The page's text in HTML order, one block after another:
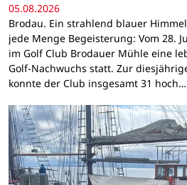
05.08.2026
Brodau. Ein strahlend blauer
jede Menge Begeisterung: Vom 28.
im Golf Club Brodauer Mühle eine
Golf-Nachwuchs statt. Zur
konnte der Club insgesamt 31 hoch…